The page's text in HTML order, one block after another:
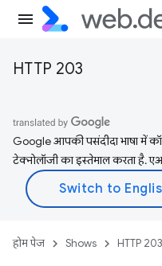
HTTP 203
Google आपकी पसंदीदा भाषा में
टेक्नोलॉजी का इस्तेमाल करता है.
होम पेज Shows HTTP 203